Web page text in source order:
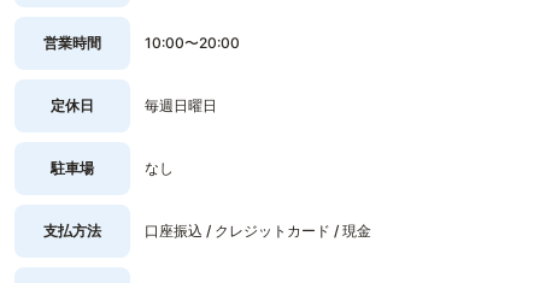
営業時間 10:00〜20:00
定休日 毎週日曜日
駐車場 なし
支払方法 口座振込 / クレジットカード / 現金